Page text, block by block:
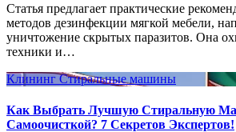
Статья предлагает практические рекомендации по выбору
методов дезинфекции мягкой мебели,
уничтожение скрытых паразитов. Она
техники и…
КлинингСтиральные машины
Как Выбрать Лучшую Стиральную
Самоочисткой? 7 Секретов Экспертов!